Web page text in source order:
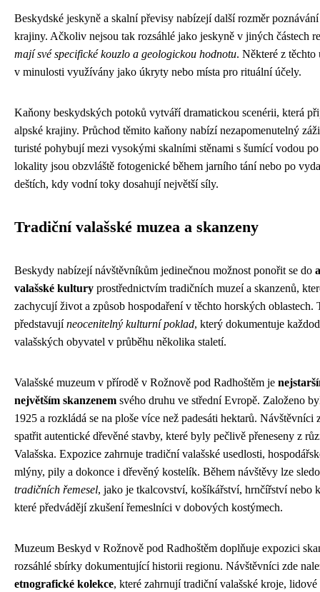
Beskydské jeskyně a skalní převisy nabízejí další rozměr
krajiny. Ačkoliv nejsou tak rozsáhlé jako jeskyně v jiných částech
mají své specifické kouzlo a geologickou hodnotu. Některé z
v minulosti využívány jako úkryty nebo místa pro rituální účely.
Kaňony beskydských potoků vytváří dramatickou scenérii, která
alpské krajiny. Průchod těmito kaňony nabízí nezapomenutelný
turisté pohybují mezi vysokými skalními stěnami s šumící vodou
lokality jsou obzvláště fotogenické během jarního tání nebo po
deštích, kdy vodní toky dosahují největší síly.
Tradiční valašské muzea a skanzeny
Beskydy nabízejí návštěvníkům jedinečnou možnost ponořit se do
valašské kultury prostřednictvím tradičních muzeí a skanzenů,
zachycují život a způsob hospodaření v těchto horských oblastech.
představujíneocenitelný kulturní poklad, který dokumentuje
valašských obyvatel v průběhu několika staletí.
Valašské muzeum v přírodě v Rožnově pod Radhoštěm je
největším skanzenem svého druhu ve střední Evropě. Založeno
1925 a rozkládá se na ploše více než padesáti hektarů. Návštěvníci
spatřit autentické dřevěné stavby, které byly pečlivě přeneseny z
Valašska. Expozice zahrnuje tradiční valašské usedlosti,
mlýny, pily a dokonce i dřevěný kostelík. Během návštěvy lze
tradičních řemesel, jako je tkalcovství, košíkářství, hrnčířství nebo
které předvádějí zkušení řemeslníci v dobových kostýmech.
Muzeum Beskyd v Rožnově pod Radhoštěm doplňuje expozici
rozsáhlé sbírky dokumentující historii regionu. Návštěvníci zde
etnografické kolekce, které zahrnují tradiční valašské kroje, lidové